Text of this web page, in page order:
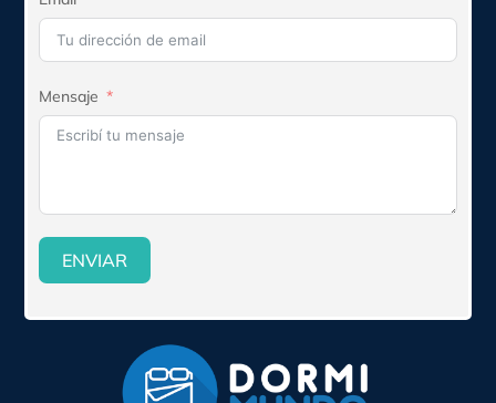
Mensaje
ENVIAR